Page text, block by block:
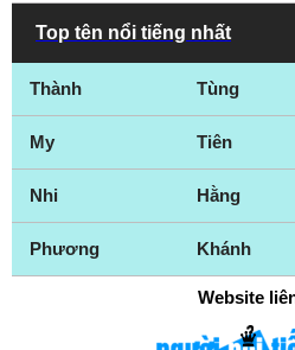
Top tên nổi tiếng nhất
Thành Tùng
My Tiên
Nhi Hằng
Phương Khánh
Website